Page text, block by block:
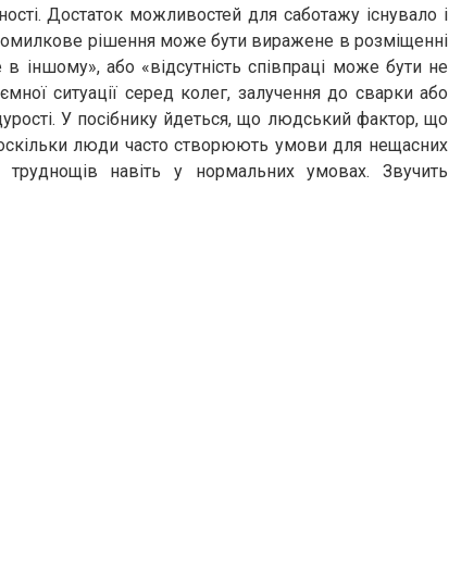
Достаток можливостей для саботажу існувало і
рішення може бути виражене в розміщенні
іншому», або «відсутність співпраці може бути не
ситуації серед колег, залучення до сварки або
У посібнику йдеться, що людський фактор, що
люди часто створюють умови для нещасних
труднощів навіть у нормальних умовах. Звучить